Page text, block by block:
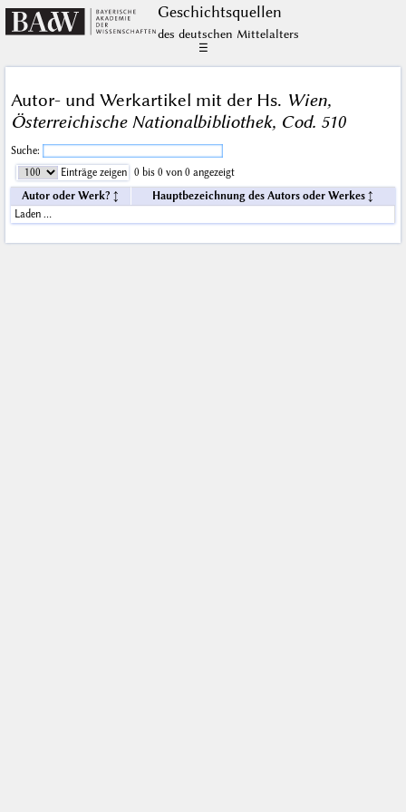
Geschichts­quellen
des deutschen Mittelalters
☰
Autor- und Werkartikel mit der Hs. Wien,
Österreichische Nationalbibliothek, Cod. 510
Suche:
Einträge zeigen
0 bis 0 von 0 angezeigt
Autor oder Werk?
Hauptbezeichnung des Autors oder Werkes
Laden …